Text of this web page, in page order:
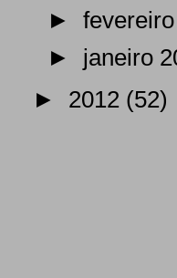
►
► janeiro
► 2012 (52)